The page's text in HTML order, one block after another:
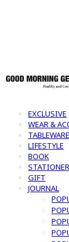
EXCLUSIVE
WEAR &
TABLEWARE
LIFESTYLE
BOOK
GIFT
JOURNAL